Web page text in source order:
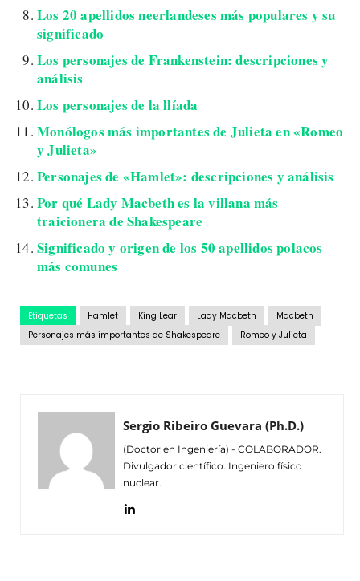
Los 20 apellidos neerlandeses más populares y su
significado
Los personajes de Frankenstein: descripciones y
análisis
Los personajes de la llíada
Monólogos más importantes de Julieta en «Romeo
y Julieta»
Personajes de «Hamlet»: descripciones y análisis
Por qué Lady Macbeth es la villana más
traicionera de Shakespeare
Significado y origen de los 50 apellidos polacos
más comunes
Etiquetas Hamlet King Lear Lady Macbeth
Macbeth
Personajes más importantes de Shakespeare
Romeo y Julieta
Sergio Ribeiro Guevara (Ph.D.)
(Doctor en Ingeniería) - COLABORADOR.
Divulgador científico. Ingeniero físico
nuclear.